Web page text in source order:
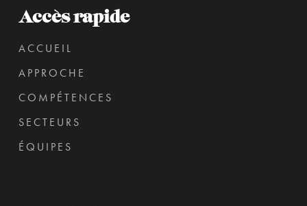
Accès rapide
ACCUEIL
APPROCHE
COMPÉTENCES
SECTEURS
ÉQUIPES